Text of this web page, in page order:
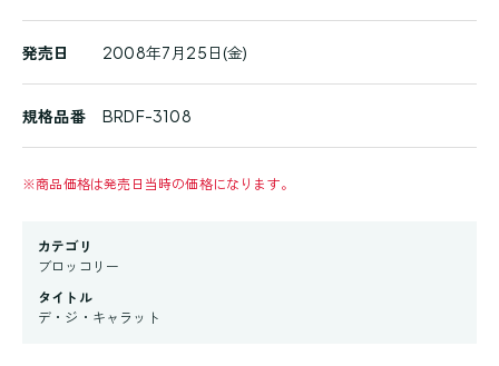
発売日 2008年7月25日(金)
規格品番 BRDF-3108
※商品価格は発売日当時の価格になります。
カテゴリ
ブロッコリー
タイトル
デ・ジ・キャラット